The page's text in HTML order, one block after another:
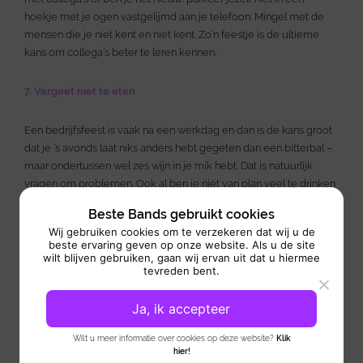
hoekje met je ogen vastgelijmd aan je telefoon. Mingel met de
mensen die je niet kent en niet kent. Zo’n feestje is de ultieme
kans om collega’s beter te leren kennen.
7. Vergeet niet te eten
Een bedrijfsfeest is vaak na een werkdag en dan is de kans groot
dat je ‘s avonds laat niks anders hebt gegeten dan een bitterbal –
maar ondertussen wel zes wijn in je mik hebt. Dat is natuurlijk
vragen om problemen. Ook al ben je niet van plan veel te drinken
ene wijntje of biertje gruwelijk verkeerd valt.
8. Word niet dronken
Doe rustig aan met de drank. Spreek van tevoren met jezelf af
hoeveel je drinkt of neem kleine nipjes van je drankje. Een borrel
moet kunnen en zorgt ervoor dat iedereen een beetje uit de
werkmodus komt, maar ken je grenzen en hou je daaraan. Na een
Beste Bands gebruikt cookies
Wij gebruiken cookies om te verzekeren dat wij u de
beste ervaring geven op onze website. Als u de site
wilt blijven gebruiken, gaan wij ervan uit dat u hiermee
tevreden bent.
Wilt u meer informatie over cookies op deze website? Klik
hier!
Ja, ik accepteer